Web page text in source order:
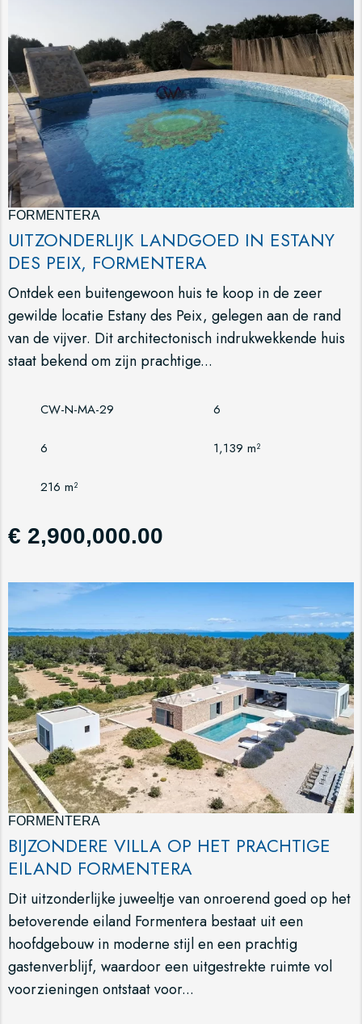
FORMENTERA
UITZONDERLIJK LANDGOED IN ESTANY
DES PEIX, FORMENTERA
Ontdek een buitengewoon huis te koop in de zeer
gewilde locatie Estany des Peix, gelegen aan de rand
van de vijver. Dit architectonisch indrukwekkende huis
staat bekend om zijn prachtige...
CW-N-MA-29 6
6 1,139 m²
216 m²
€ 2,900,000.00
FORMENTERA
BIJZONDERE VILLA OP HET PRACHTIGE
EILAND FORMENTERA
Dit uitzonderlijke juweeltje van onroerend goed op het
betoverende eiland Formentera bestaat uit een
hoofdgebouw in moderne stijl en een prachtig
gastenverblijf, waardoor een uitgestrekte ruimte vol
voorzieningen ontstaat voor...